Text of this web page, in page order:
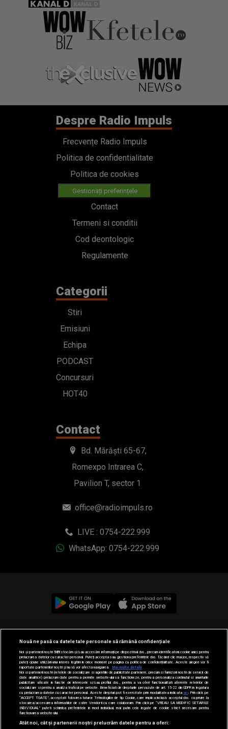
Despre Radio Impuls
Frecvențe Radio Impuls
Politica de confidentialitate
Politica de cookies
Gestionați preferințele
Contact
Termeni si conditii
Cod deontologic
Regulamente
Categorii
Stiri
Emisiuni
Echipa
PODCAST
Concursuri
HOT40
Contact
Bd. Mărăști 65-67,
Romexpo Intrarea C,
Pavilion T, sector 1
office@radioimpuls.ro
LIVE : 0754-222.999
WhatsApp: 0754-222.999
© 2019-2026 DOGAN MEDIA INTERNATIONAL SA, Toate
drepturile rezervate.
Nouă ne pasă ca datele tale personale să rămână confidențiale
Noi și partenerii noștri589stocăm și/sau accesăm informații pe dispozitivul dvs., precum identificatorii cookie unici pentru
prelucrarea datelor cu caracter personal. Puteți accepta sau gestiona preferințele dvs. făcând clic mai jos, respectiv vă
puteți opune utilizării unui interes legitim în orice moment pe pagina cu politica de confidențialitate. Aceste alegeri vor fi
raportate partenerilor noștri și nu vă vor afecta navigarea.
Mai multe detalii
Noi si partenerii nostri (retelele de socializare si agentiile de publicitate partenere, precum si furnizorii nostri de servicii de
date analitice) prelucram date pentru a permite website-ului sa functioneze, pentru a personaliza continutul si anunturile
publicitare afisate in functie de interesele si/sau profilul dvs., pentru a va oferi functionalitati aferente retelelor de
socializare si pentru a analiza traficul pe website. Beneficiati de drepturile prevazute de art. 15-22 din GDPR in legatura
cu prelucrarea datelor cu caracter personal. Aceste drepturi pot fi exercitate prin modalitatea indicataaici . Prin click pe
“ACCEPT TOATE”, acceptati folosirea tuturor Tehnologiilor de tip Cookie, care implica inclusiv acceptul dvs. cu privire la
stocarea/accesarea informatiilor de catre Vendor-ii cu care colaboram. Prin click pe “VREAU SA MODIFIC SETARILE
INDIVIDUAL” puteti schimba preferintele in mod individual, mai putin cele legate de cookie strict necesare pentru
functionarea website-ului.
Atât noi, cât și partenerii noștri prelucrăm datele pentru a oferi: